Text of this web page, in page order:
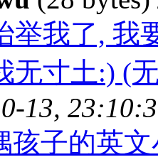
举我了, 我
无寸土:) (
13,
孩子的英